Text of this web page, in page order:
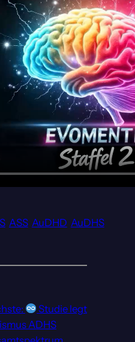
ASS AuDHD AuDHS
Studie legt
ADHS